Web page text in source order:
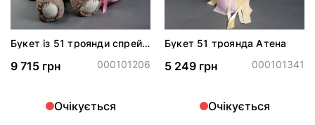
Букет із 51 троянди спрей
9 715 грн 000101206
Очікується
Букет 51 троянда Атена
5 249 грн 000101341
Очікується